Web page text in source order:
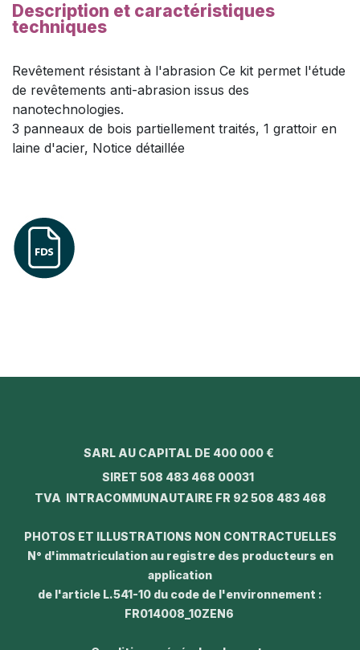
Description et caractéristiques
techniques
Revêtement résistant à l'abrasion Ce kit permet l'étude
de revêtements anti-abrasion issus des
nanotechnologies.
3 panneaux de bois partiellement traités, 1 grattoir en
laine d'acier, Notice détaillée
SARL AU CAPITAL DE 400 000 €
SIRET 508 483 468 00031
TVA INTRACOMMUNAUTAIRE FR 92 508 483 468
PHOTOS ET ILLUSTRATIONS NON CONTRACTUELLES
N° d'immatriculation au registre des producteurs en
application
de l'article L.541-10 du code de l'environnement :
FR014008_10ZEN6